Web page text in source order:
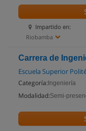
Impartido en:
Riobamba
Carrera de
Escuela Superior
Categoría: Ingeniería
Modalidad:Semi-